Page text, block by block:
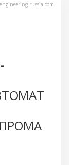
russia.com